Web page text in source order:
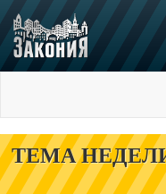
ТЕМА